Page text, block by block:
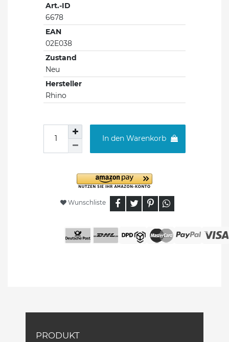
Art.-ID
6678
EAN
02E038
Zustand
Neu
Hersteller
Rhino
In den Warenkorb
Wunschliste
PRODUKT